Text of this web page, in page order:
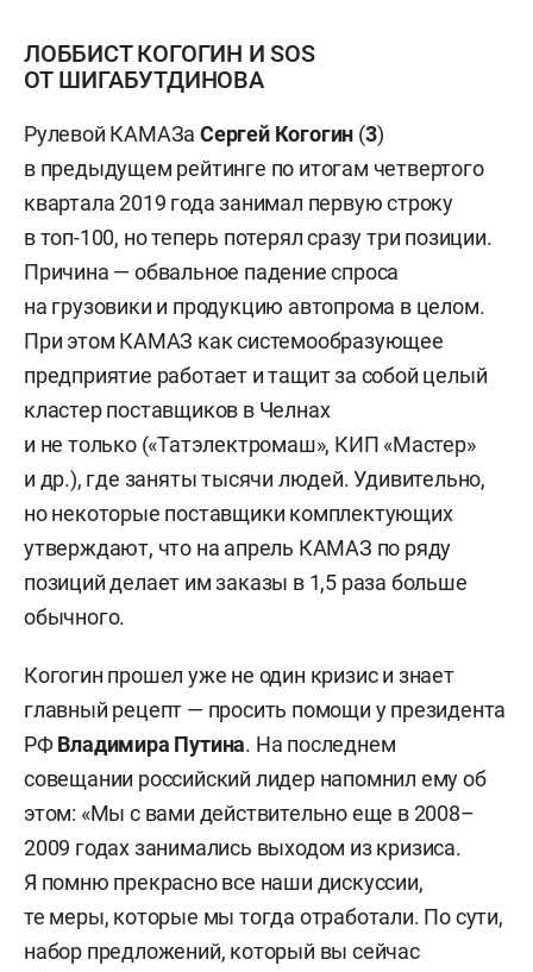
ЛОББИСТ КОГОГИН И SOS
ОТ ШИГАБУТДИНОВА
Рулевой КАМАЗа Сергей Когогин (3)
в предыдущем рейтинге по итогам четвертого
квартала 2019 года занимал первую строку
в топ-100, но теперь потерял сразу три позиции.
Причина — обвальное падение спроса
на грузовики и продукцию автопрома в целом.
При этом КАМАЗ как системообразующее
предприятие работает и тащит за собой целый
кластер поставщиков в Челнах
и не только («Татэлектромаш», КИП «Мастер»
и др.), где заняты тысячи людей. Удивительно,
но некоторые поставщики комплектующих
утверждают, что на апрель КАМАЗ по ряду
позиций делает им заказы в 1,5 раза больше
обычного.
Когогин прошел уже не один кризис и знает
главный рецепт — просить помощи у президента
РФВладимира Путина. На последнем
совещании российский лидер напомнил ему об
этом: «Мы с вами действительно еще в 2008–
2009 годах занимались выходом из кризиса.
Я помню прекрасно все наши дискуссии,
те меры, которые мы тогда отработали. По сути,
набор предложений, который вы сейчас